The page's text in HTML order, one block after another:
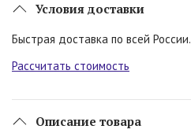
Условия доставки
Быстрая доставка по всей России.
Рассчитать стоимость
Описание товара